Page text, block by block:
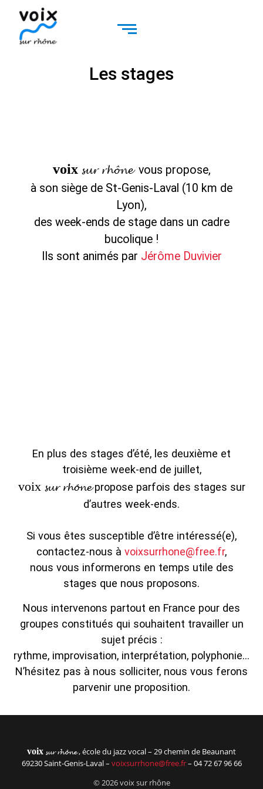
Les stages
voixsur rhônevous propose,
à son siège de St-Genis-Laval (10 km de
Lyon),
des week-ends de stage dans un cadre
bucolique !
Ils sont animés par Jérôme Duvivier
En plus des stages d’été, les deuxième et
troisième week-end de juillet,
voix sur rhônepropose parfois des stages sur
d’autres week‑ends.
Si vous êtes susceptible d’être intéressé(e),
contactez-nous à voixsurrhone@free.fr,
nous vous informerons en temps utile des
stages que nous proposons.
Nous intervenons partout en France pour des
groupes constitués qui souhaitent travailler un
sujet précis :
rythme, improvisation, interprétation, polyphonie…
N’hésitez pas à nous solliciter, nous vous ferons
parvenir une proposition.
voix sur rhône, école du jazz vocal – 29 chemin de Beaunant
69230 Saint-Genis-Laval – voixsurrhone@free.fr– 04 72 67 96 66
© 2026 voix sur rhône